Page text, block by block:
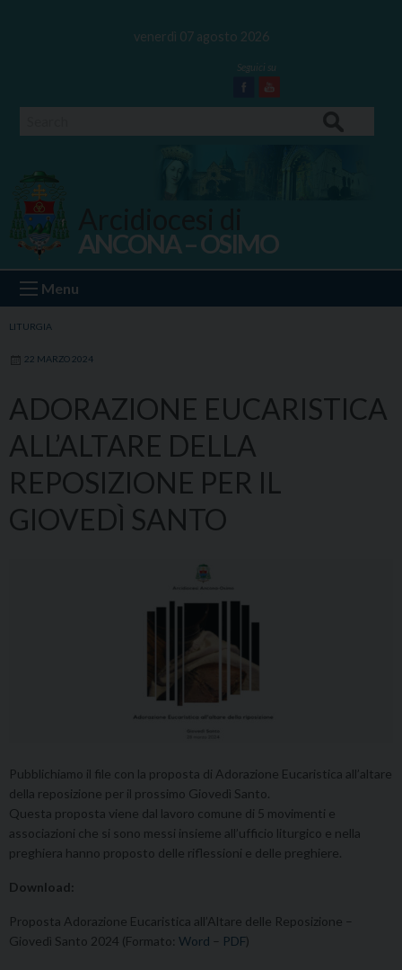
venerdì 07 agosto 2026
Facebook
Youtube
Ancona Osimo
ANCONA – OSIMO
Menu
LITURGIA
22 MARZO 2024
ADORAZIONE EUCARISTICA
ALL’ALTARE DELLA
REPOSIZIONE PER IL
GIOVEDÌ SANTO
Pubblichiamo il file con la proposta di Adorazione Eucaristica all’altare
della reposizione per il prossimo Giovedì Santo.
Questa proposta viene dal lavoro comune di 5 movimenti e
associazioni che si sono messi insieme all’ufficio liturgico e nella
preghiera hanno proposto delle riflessioni e delle preghiere.
Download:
Proposta Adorazione Eucaristica all’Altare delle Reposizione –
Giovedì Santo 2024 (Formato: Word – PDF)